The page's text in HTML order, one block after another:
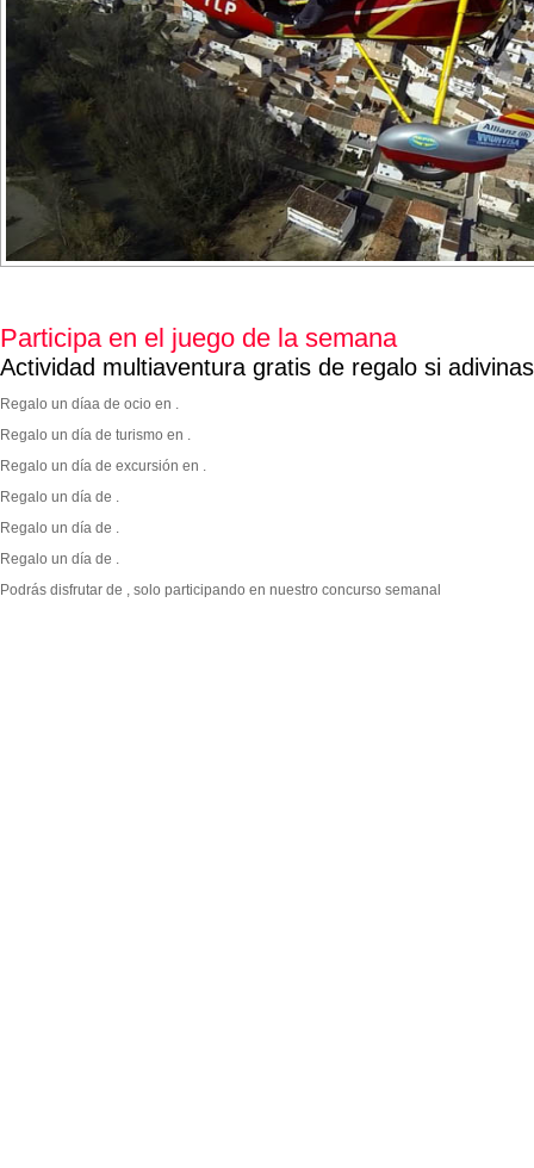
Participa en el juego de la semana
Actividad multiaventura gratis de regalo si
Regalo un díaa de ocio en .
Regalo un día de turismo en .
Regalo un día de excursión en .
Regalo un día de .
Regalo un día de .
Regalo un día de .
Podrás disfrutar de , solo participando en nuestro concurso semanal